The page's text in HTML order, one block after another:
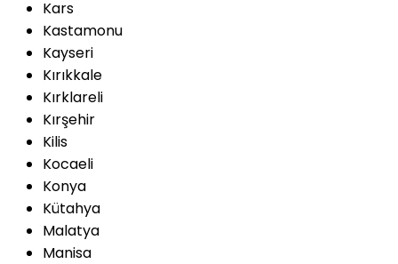
Kars
Kastamonu
Kayseri
Kırıkkale
Kırklareli
Kırşehir
Kilis
Kocaeli
Konya
Kütahya
Malatya
Manisa